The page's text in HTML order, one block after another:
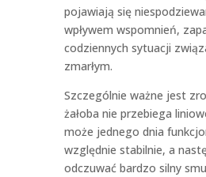
pojawiają się
wpływem wspomnień,
codziennych sytuacji
zmarłym.
Szczególnie ważne jest
żałoba nie przebiega
może jednego dnia
względnie stabilnie, a
odczuwać bardzo silny